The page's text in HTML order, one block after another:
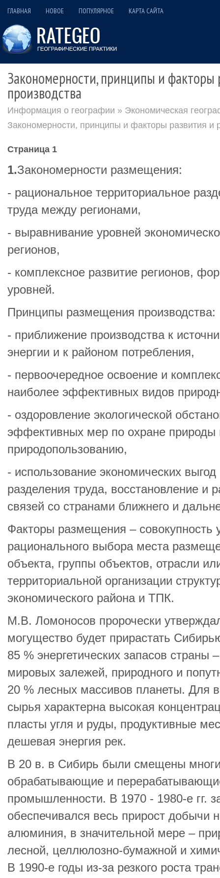
ГЛАВНАЯ НОВОЕ ПОПУЛЯРНОЕ КАРТА САЙТА
Закономерности, принципы и
производства
Информация о географии » Экономическая
Закономерности, принципы и факторы развития и
Страница 1
1.Закономерности размещения:
- рациональное территориальное
труда между регионами,
- выравнивание уровней
регионов,
- комплексное развитие регионов,
уровней.
Принципы размещения производства:
- приближение производства к
энергии и к районом потребления,
- первоочередное освоение и
наиболее эффективных видов
- оздоровление экологической
эффективных мер по охране природы
природопользованию,
- использование экономических
разделения труда, восстановление и
связей со странами ближнего и
Факторы размещения – совокупность
рационального выбора места
объекта, группы объектов, отрасли
территориальной организации
экономического района и ТПК.
М.В. Ломоносов пророчески
могущество будет прирастать
85 % энергетических запасов страны
мировых залежей, природного и
20 % лесных массивов планеты. Для
сырья характерна высокая
пласты угля и руды, продуктивные
дешевая энергия рек.
В 20 в. в Сибирь были смещены
обрабатывающие и
промышленности. В 1970 - 1980-е гг.
обеспечивался весь прирост добычи
алюминия, в значительной мере –
лесной, целлюлозно-бумажной и
В 1990-е годы из-за резкого роста